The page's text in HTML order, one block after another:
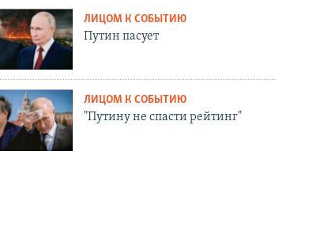
ЛИЦОМ К СОБЫТИЮ
Путин пасует
ЛИЦОМ К СОБЫТИЮ
"Путину не спасти рейтинг"